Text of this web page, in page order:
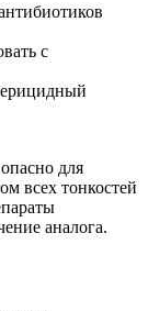
с
для
всех тонкостей
аналога.